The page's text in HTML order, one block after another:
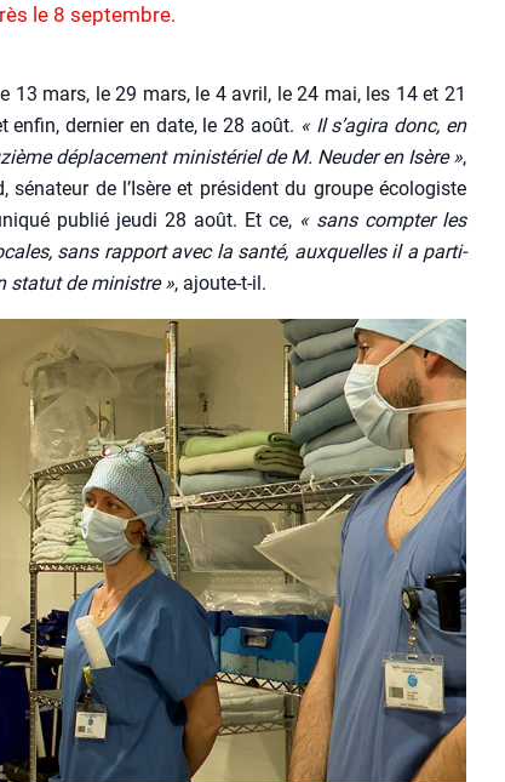
le 8 septembre.
13 mars, le 29 mars, le 4 avril, le 24 mai, les 14 et 21
enfin, der­nier en date, le 28 août. « Il s’a­gi­ra donc, en
dépla­ce­ment minis­té­riel de M. Neu­der en Isère »,
séna­teur de l’I­sère et pré­sident du groupe éco­lo­giste
publié jeu­di 28 août. Et ce, « sans comp­ter les
sans rap­port avec la san­té, aux­quelles il a par­ti­
sta­tut de ministre », ajoute-t-il.